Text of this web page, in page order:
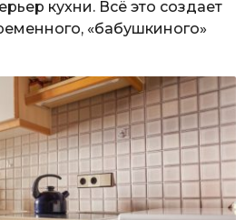
кухни. Всё это создает
«бабушкиного»